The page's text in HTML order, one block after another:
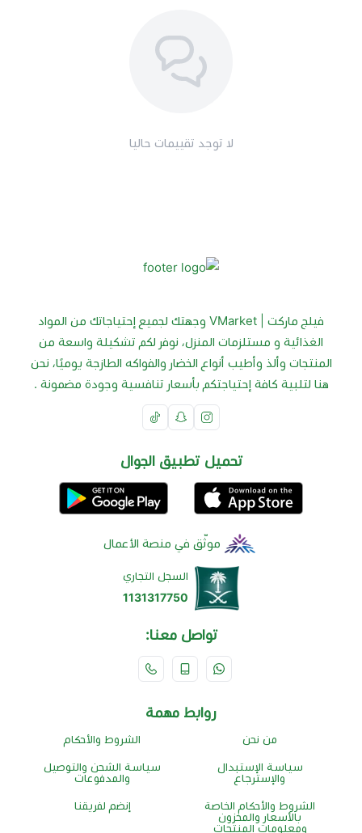
بالزيتون الأسود الشرائحكخيار صحي ولذيذ في جميع
وصفاتك اليومية.
لا توجد تقييمات حاليا
فيلج ماركت | VMarket وجهتك لجميع إحتياجاتك من المواد
الغذائية و مستلزمات المنزل، نوفر لكم تشكيلة واسعة من
المنتجات وألذ وأطيب أنواع الخضار والفواكه الطازجة يوميًا، نحن
هنا لتلبية كافة إحتياجتكم بأسعار تنافسية وجودة مضمونة .
تحميل تطبيق الجوال
موثّق في منصة الأعمال
السجل التجاري
1131317750
تواصل معنا:
روابط مهمة
من نحن الشروط والأحكام
سياسة الإستبدال
والإسترجاع
سياسة الشحن والتوصيل
والمدفوعات
الشروط والأحكام الخاصة
بالأسعار والمخزون
ومعلومات المنتجات
إنضم لفريقنا